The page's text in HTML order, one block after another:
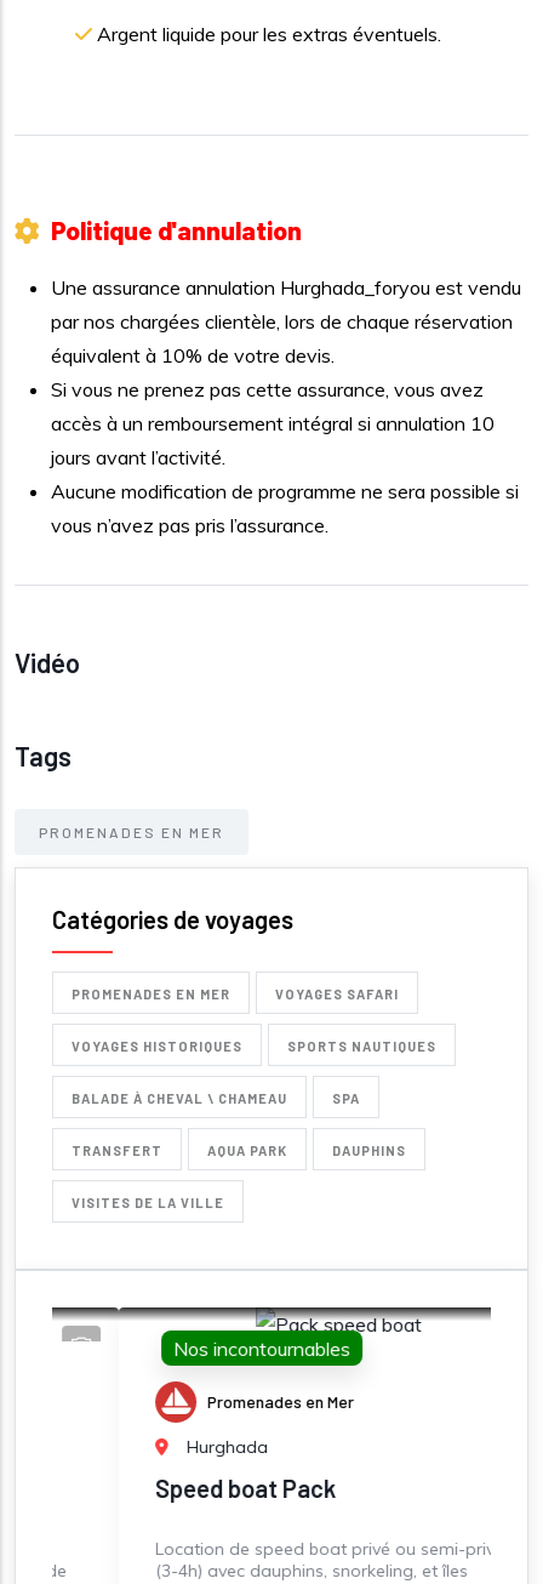
Argent liquide pour les extras éventuels.
Politique d'annulation
Une assurance annulation Hurghada_foryou est vendu
par nos chargées clientèle, lors de chaque réservation
équivalent à 10% de votre devis.
Si vous ne prenez pas cette assurance, vous avez
accès à un remboursement intégral si annulation 10
jours avant l’activité.
Aucune modification de programme ne sera possible si
vous n’avez pas pris l’assurance.
Vidéo
Tags
PROMENADES EN MER
Catégories de voyages
PROMENADES EN MER VOYAGES SAFARI
VOYAGES HISTORIQUES SPORTS NAUTIQUES
BALADE À CHEVAL \ CHAMEAU SPA
TRANSFERT AQUA PARK DAUPHINS
VISITES DE LA VILLE
Nos incontournables
Promenades en Mer
Hurghada
Speed boat Pack
Location de speed boat privé ou semi-privé
(3-4h) avec dauphins, snorkeling, et îles